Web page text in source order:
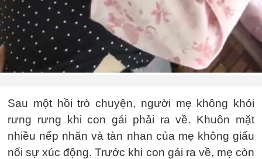
Sau một hồi trò chuyện, người mẹ không khỏi
rưng rưng khi con gái phải ra về. Khuôn mặt
nhiều nếp nhăn và tàn nhan của mẹ không giấu
nổi sự xúc động. Trước khi con gái ra về, mẹ còn